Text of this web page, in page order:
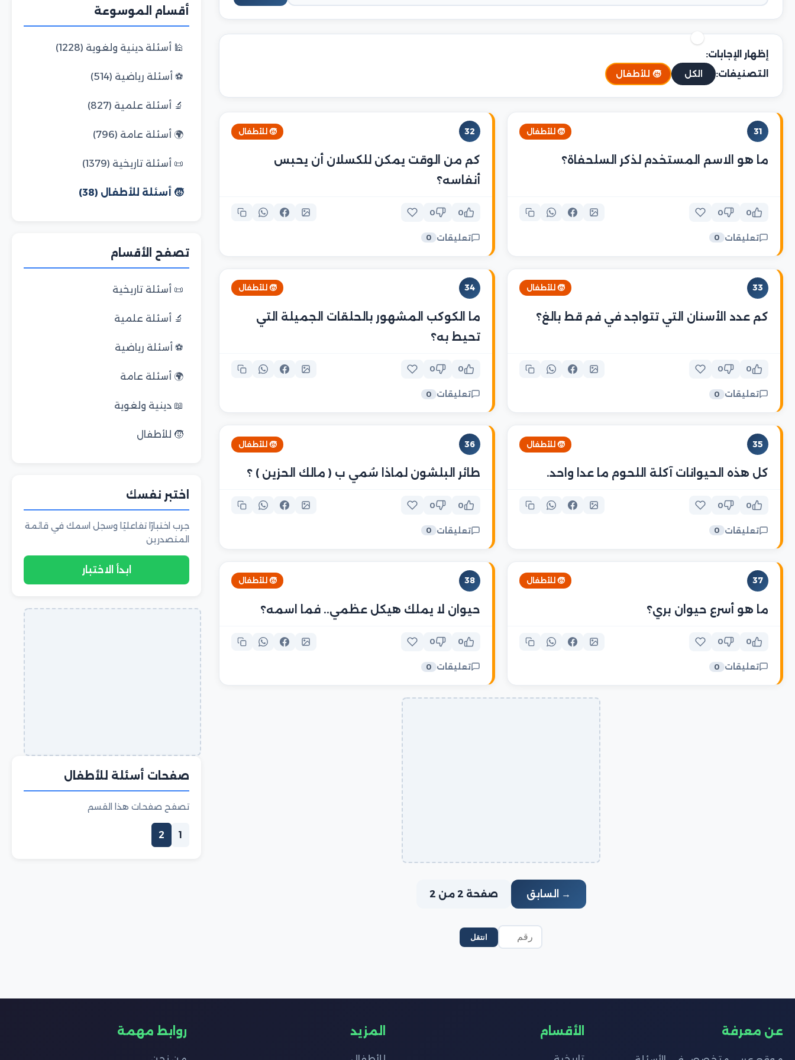
إظهار الإجابات:
التصنيفات:
الكل 🧒 للأطفال
31 🧒 للأطفال
ما هو الاسم المستخدم لذكر السلحفاة؟
0
0
تعليقات 0
32 🧒 للأطفال
كم من الوقت يمكن للكسلان أن يحبس
أنفاسه؟
0
0
تعليقات 0
33 🧒 للأطفال
كم عدد الأسنان التي تتواجد في فم قط بالغ؟
0
0
تعليقات 0
34 🧒 للأطفال
ما الكوكب المشهور بالحلقات الجميلة التي
تحيط به؟
0
0
تعليقات 0
35 🧒 للأطفال
كل هذه الحيوانات آكلة اللحوم ما عدا واحد.
0
0
تعليقات 0
36 🧒 للأطفال
طائر البلشون لماذا سُمي ب ( مالك الحزين ) ؟
0
0
تعليقات 0
37 🧒 للأطفال
ما هو أسرع حيوان بري؟
0
0
تعليقات 0
38 🧒 للأطفال
حيوان لا يملك هيكل عظمي.. فما اسمه؟
0
0
تعليقات 0
→ السابق صفحة 2 من 2
انتقل
أقسام الموسوعة
🕌 أسئلة دينية ولغوية (1228)
⚽ أسئلة رياضية (514)
🔬 أسئلة علمية (827)
🌍 أسئلة عامة (796)
📜 أسئلة تاريخية (1379)
🧒 أسئلة للأطفال (38)
تصفح الأقسام
📜 أسئلة تاريخية
🔬 أسئلة علمية
⚽ أسئلة رياضية
🌍 أسئلة عامة
📖 دينية ولغوية
🧒 للأطفال
اختبر نفسك
جرب اختبارًا تفاعليًا وسجل اسمك في قائمة
المتصدرين
ابدأ الاختبار
صفحات أسئلة للأطفال
تصفح صفحات هذا القسم
1
2
عن معرفة الأقسام المزيد روابط مهمة